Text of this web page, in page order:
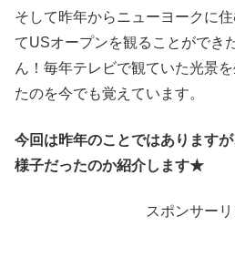
そして昨年からニューヨークに
てUSオープンを観ることができ
ん！毎年テレビで観ていた光景
たのを今でも覚えています。
今回は昨年のことではあります
様子だったのか紹介します★
スポンサーリ